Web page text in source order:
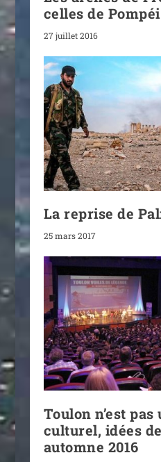
celles de Pompéi
27 juillet 2016
La reprise de
25 mars 2017
Toulon n’est
culturel, idées
automne 2016